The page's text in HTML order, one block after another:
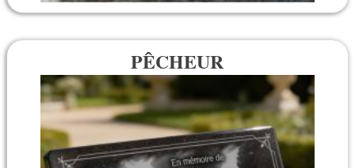
PÊCHEUR